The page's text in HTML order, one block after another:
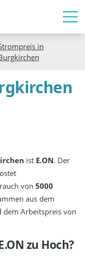
in
ist E.ON. Der
von5000
aus dem
dem Arbeitspreis von
zu Hoch?